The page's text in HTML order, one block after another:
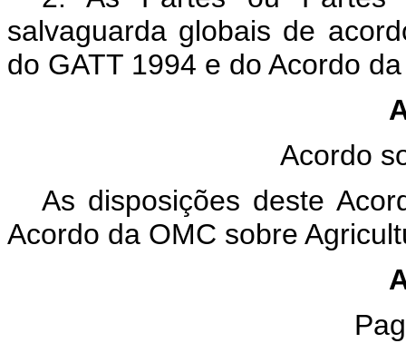
salvaguarda globais de
do GATT 1994 e do Acordo
Acordo
As disposições deste
Acordo da OMC sobre